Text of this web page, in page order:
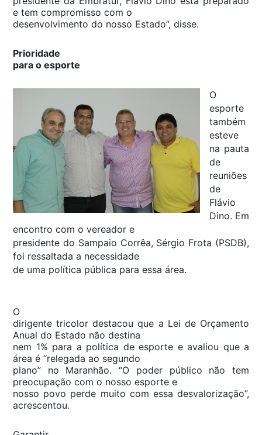
e tem compromisso com o
desenvolvimento do nosso Estado”, disse.
Prioridade
para o esporte
O
esporte
também
esteve
na pauta
de
reuniões
de
Flávio
Dino. Em
encontro com o vereador e
presidente do Sampaio Corrêa, Sérgio Frota (PSDB),
foi ressaltada a necessidade
de uma política pública para essa área.
O
dirigente tricolor destacou que a Lei de Orçamento
Anual do Estado não destina
nem 1% para a política de esporte e avaliou que a
área é “relegada ao segundo
plano” no Maranhão. “O poder público não tem
preocupação com o nosso esporte e
nosso povo perde muito com essa desvalorização”,
acrescentou.